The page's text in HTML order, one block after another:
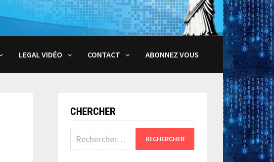
LEGAL VIDÉO CONTACT ABONNEZ VOUS
CHERCHER
Rechercher :